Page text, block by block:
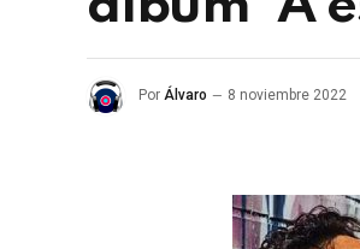
Por Álvaro 8 noviembre 2022